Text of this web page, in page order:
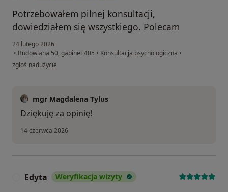
Potrzebowałem pilnej konsultacji,
dowiedziałem się wszystkiego. Polecam
24 lutego 2026
• Budowlana 50, gabinet 405 • Konsultacja psychologiczna •
w opinii użytkownika K
zgłoś nadużycie
mgr Magdalena Tylus
Dziękuję za opinię!
14 czerwca 2026
Edyta Weryfikacja wizyty